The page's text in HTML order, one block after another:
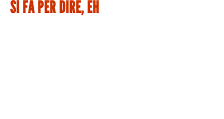
SI FA PER DIRE, EH